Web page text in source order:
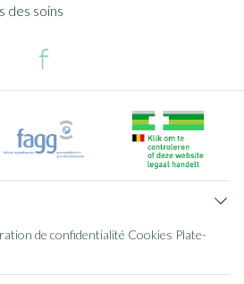
des soins
de confidentialité Cookies Plate-